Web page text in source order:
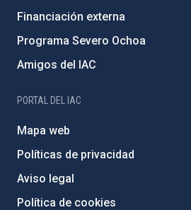
Financiación externa
Programa Severo Ochoa
Amigos del IAC
PORTAL DEL IAC
Mapa web
Políticas de privacidad
Aviso legal
Política de cookies